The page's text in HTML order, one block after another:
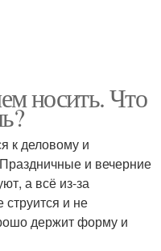
носить. Что
к деловому и
и вечерние
а всё из-за
струится и не
держит форму и